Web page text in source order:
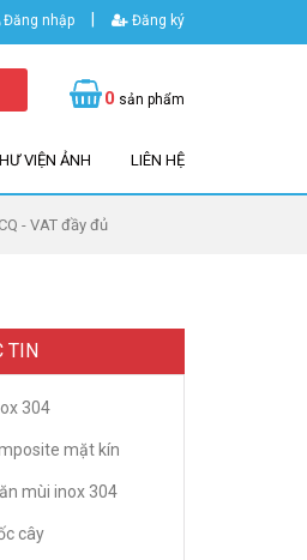
Đăng nhập Đăng ký
0 sản phẩm
VIỆN ẢNH LIÊN HỆ
- VAT đầy đủ
TIN
304
mặt kín
mùi inox 304
cây